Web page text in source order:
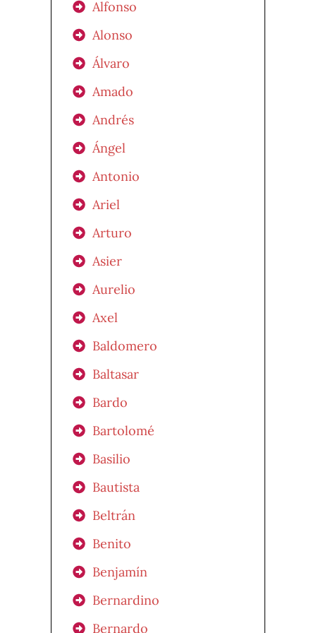
Alfonso
Alonso
Álvaro
Amado
Andrés
Ángel
Antonio
Ariel
Arturo
Asier
Aurelio
Axel
Baldomero
Baltasar
Bardo
Bartolomé
Basilio
Bautista
Beltrán
Benito
Benjamín
Bernardino
Bernardo